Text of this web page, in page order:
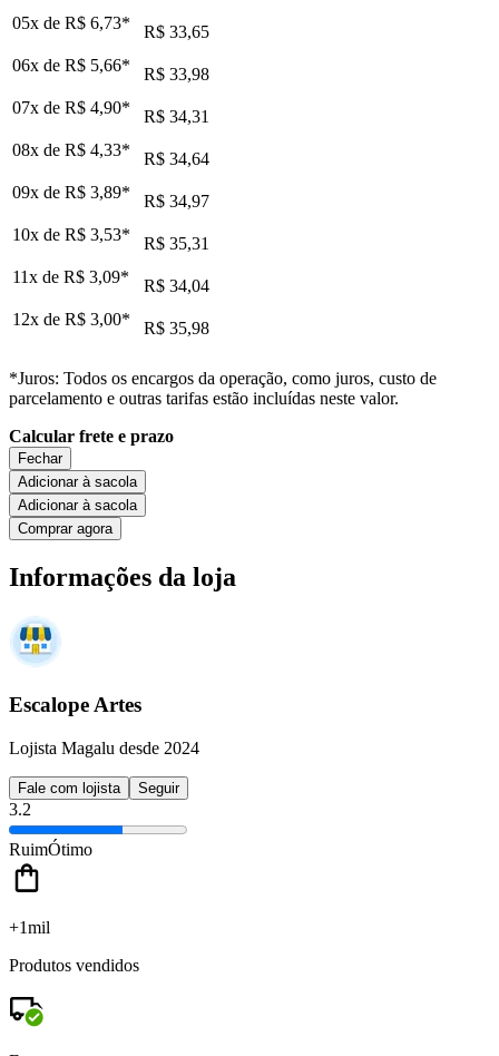
05x de R$ 6,73*
R$ 33,65
06x de R$ 5,66*
R$ 33,98
07x de R$ 4,90*
R$ 34,31
08x de R$ 4,33*
R$ 34,64
09x de R$ 3,89*
R$ 34,97
10x de R$ 3,53*
R$ 35,31
11x de R$ 3,09*
R$ 34,04
12x de R$ 3,00* R$ 35,98
*Juros: Todos os encargos da operação, como juros, custo de
parcelamento e outras tarifas estão incluídas neste valor.
Calcular frete e prazo
Fechar
Adicionar à sacola
Adicionar à sacola
Comprar agora
Informações da loja
Escalope Artes
Lojista Magalu desde 2024
Fale com lojista Seguir
3.2
RuimÓtimo
+1mil
Produtos vendidos